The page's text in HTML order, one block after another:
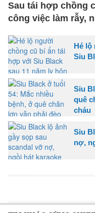
Sau tái hợp chồng
công việc làm rẫy,
Hé
Siu
Siu
quê
cháu
Siu
nợ,